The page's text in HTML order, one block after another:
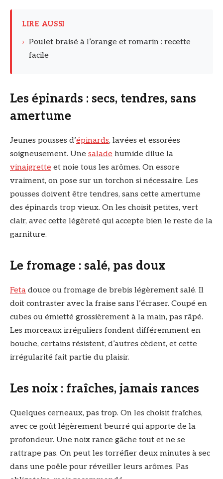
LIRE AUSSI
› Poulet braisé à l’orange et romarin : recette
facile
Les épinards : secs, tendres, sans
amertume
Jeunes pousses d’épinards, lavées et essorées
soigneusement. Une salade humide dilue la
vinaigrette et noie tous les arômes. On essore
vraiment, on pose sur un torchon si nécessaire. Les
pousses doivent être tendres, sans cette amertume
des épinards trop vieux. On les choisit petites, vert
clair, avec cette légèreté qui accepte bien le reste de la
garniture.
Le fromage : salé, pas doux
Feta douce ou fromage de brebis légèrement salé. Il
doit contraster avec la fraise sans l’écraser. Coupé en
cubes ou émietté grossièrement à la main, pas râpé.
Les morceaux irréguliers fondent différemment en
bouche, certains résistent, d’autres cèdent, et cette
irrégularité fait partie du plaisir.
Les noix : fraîches, jamais rances
Quelques cerneaux, pas trop. On les choisit fraîches,
avec ce goût légèrement beurré qui apporte de la
profondeur. Une noix rance gâche tout et ne se
rattrape pas. On peut les torréfier deux minutes à sec
dans une poêle pour réveiller leurs arômes. Pas